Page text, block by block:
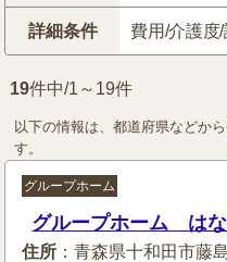
詳細条件 費用/介護度
19件中/1～19件
以下の情報は、都道府県などか
す。
グループホーム
グループホーム は
住所 ：青森県十和田市藤